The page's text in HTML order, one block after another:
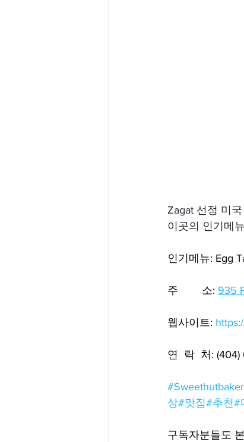
Zagat 선정 미
이곳의 인기메
인기메뉴: Egg
주        소: 935
웹사이트:
연  락  처:
상#맛집#추천#
구독자분들도